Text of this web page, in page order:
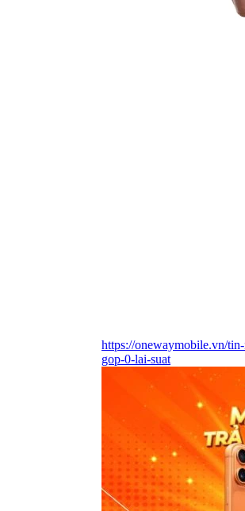
https://onewaymobile.vn/
gop-0-lai-suat